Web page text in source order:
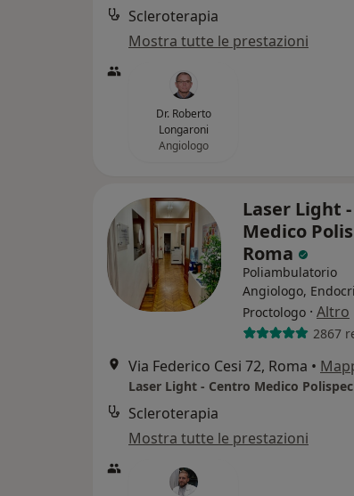
Scleroterapia
Mostra tutte le prestazioni
Dr. Roberto
Longaroni
Angiologo
Laser Light
Medico
Roma
Poliambulatorio
Angiologo,
Proctologo · Altro
2867
Via Federico Cesi 72, Roma •
Laser Light - Centro Medico
Scleroterapia
Mostra tutte le prestazioni